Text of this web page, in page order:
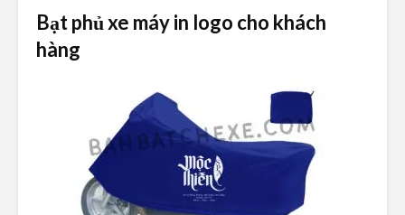
Bạt phủ xe máy in logo cho khách
hàng